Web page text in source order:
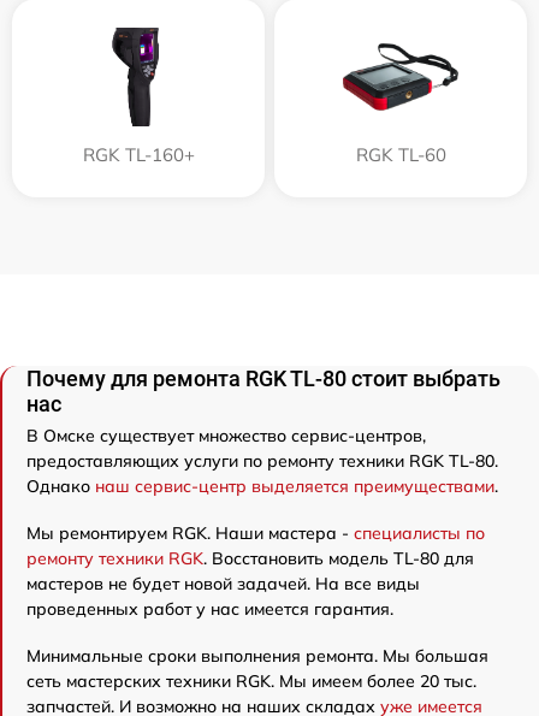
RGK TL-160+ RGK TL-60
Почему для ремонта RGK TL-80 стоит выбрать
нас
В Омске существует множество сервис-центров,
предоставляющих услуги по ремонту техники RGK TL-80.
Однако наш сервис-центр выделяется преимуществами.
Мы ремонтируем RGK. Наши мастера - специалисты по
ремонту техники RGK. Восстановить модель TL-80 для
мастеров не будет новой задачей. На все виды
проведенных работ у нас имеется гарантия.
Минимальные сроки выполнения ремонта. Мы большая
сеть мастерских техники RGK. Мы имеем более 20 тыс.
запчастей. И возможно на наших складах уже имеется